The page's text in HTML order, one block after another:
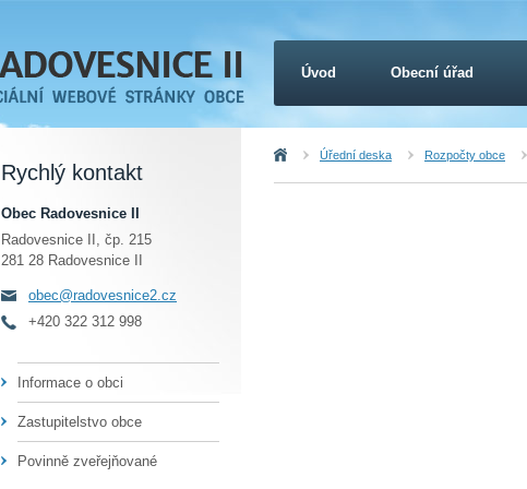
Úvod Úřední deska Rozpočty obce
Rychlý kontakt
Obec Radovesnice II
Radovesnice II, čp. 215
281 28 Radovesnice II
obec@radovesnice2.cz
+420 322 312 998
Informace o obci
Zastupitelstvo obce
Povinně zveřejňované
Úvod Obecní úřad